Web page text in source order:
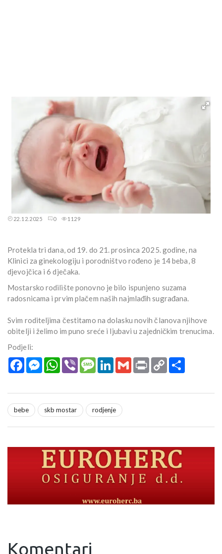
22.12.2025 0 1129
Protekla tri dana, od 19. do 21. prosinca 2025. godine, na
Klinici za ginekologiju i porodništvo rođeno je 14 beba, 8
djevojčica i 6 dječaka.
Mostarsko rodilište ponovno je bilo ispunjeno suzama
radosnicama i prvim plačem naših najmlađih sugrađana.
Svim roditeljima čestitamo na dolasku novih članova njihove
obitelji i želimo im puno sreće i ljubavi u zajedničkim trenucima.
Podjeli:
FacebookMessengerWhatsApp
Viber MessageLinkedInGmail Print Copy
Link
bebe skb mostar rodjenje
Komentari